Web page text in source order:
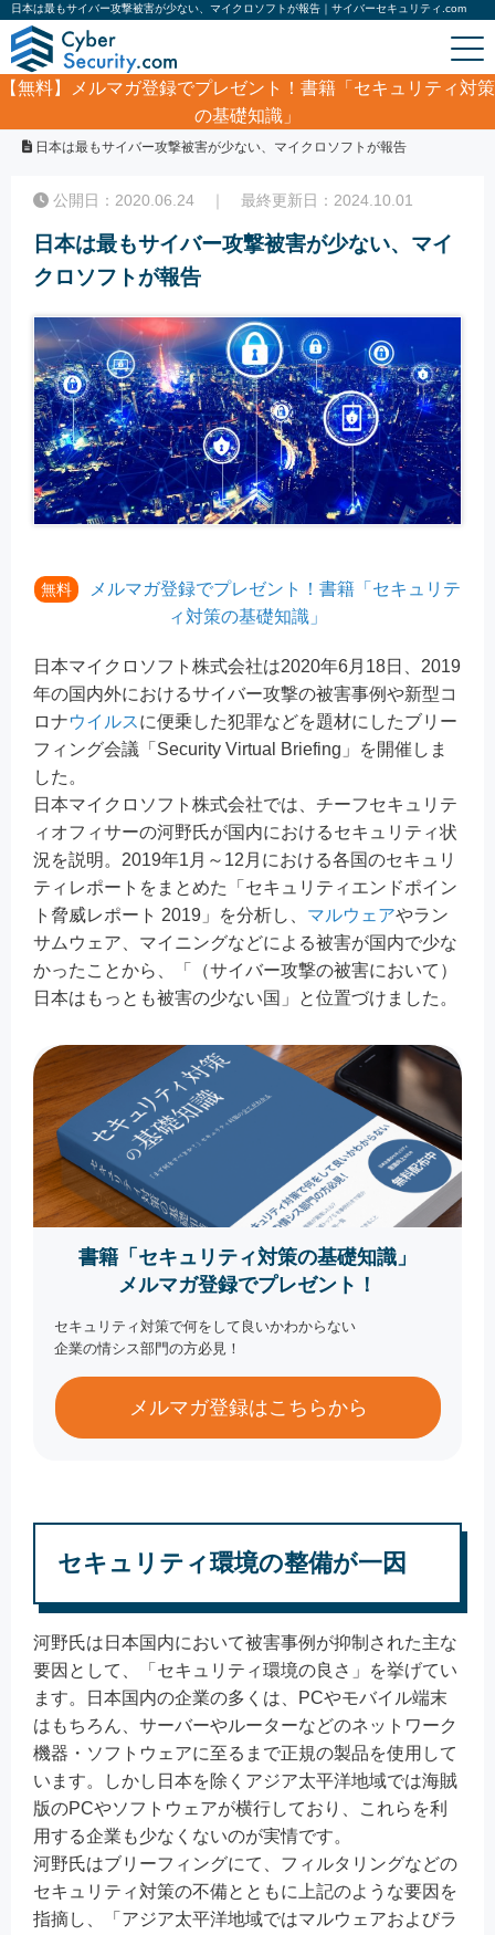
日本は最もサイバー攻撃被害が少ない、マイクロソフトが報告｜サイバーセキュリティ.com
【無料】
メルマガ登録でプレゼント！書籍「セキュリティ対策
の基礎知識」
サイバーセキュリティ・情報漏洩ニュース
日本は最もサイバー攻撃被害が少ない、マイクロソフトが報告
公開日：2020.06.24 ｜ 最終更新日：2024.10.01
日本は最もサイバー攻撃被害が少ない、マイ
クロソフトが報告
無料
メルマガ登録でプレゼント！書籍「セキュリテ
ィ対策の基礎知識」
日本マイクロソフト株式会社は2020年6月18日、2019
年の国内外におけるサイバー攻撃の被害事例や新型コ
ロナウイルスに便乗した犯罪などを題材にしたブリー
フィング会議「Security Virtual Briefing」を開催しま
した。
日本マイクロソフト株式会社では、チーフセキュリテ
ィオフィサーの河野氏が国内におけるセキュリティ状
況を説明。2019年1月～12月における各国のセキュリ
ティレポートをまとめた「セキュリティエンドポイン
ト脅威レポート 2019」を分析し、 マルウェアやラン
サムウェア、マイニングなどによる被害が国内で少な
かったことから、「（サイバー攻撃の被害において）
日本はもっとも被害の少ない国」と位置づけました。
書籍「セキュリティ対策の基礎知識」
メルマガ登録でプレゼント！
セキュリティ対策で何をして良いかわからない
企業の情シス部門の方必見！
メルマガ登録はこちらから
セキュリティ環境の整備が一因
河野氏は日本国内において被害事例が抑制された主な
要因として、「セキュリティ環境の良さ」を挙げてい
ます。日本国内の企業の多くは、PCやモバイル端末
はもちろん、サーバーやルーターなどのネットワーク
機器・ソフトウェアに至るまで正規の製品を使用して
います。しかし日本を除くアジア太平洋地域では海賊
版のPCやソフトウェアが横行しており、これらを利
用する企業も少なくないのが実情です。
河野氏はブリーフィングにて、フィルタリングなどの
セキュリティ対策の不備とともに上記のような要因を
指摘し、「アジア太平洋地域ではマルウェアおよびラ